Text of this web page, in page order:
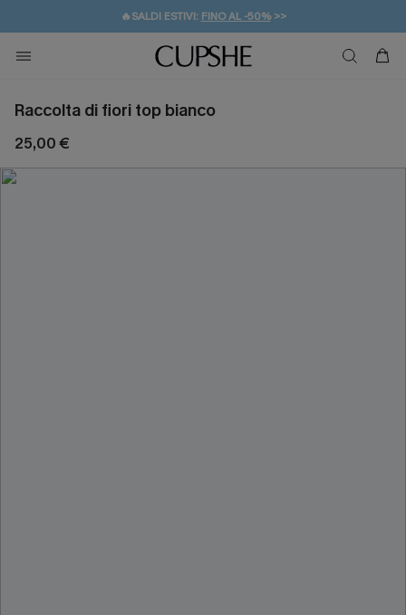
🔥SALDI ESTIVI: FINO AL -50%>>
🚚SPEDIZIONE GRATUITA DA 49€
💌REGALO PER I NUOVI: 20% DI SCONTO*
Raccolta di fiori top bianco
25,00 €